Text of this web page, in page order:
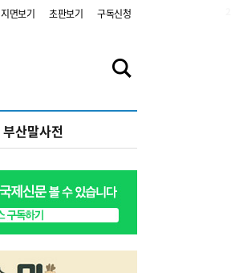
지면보기 초판보기 구독신청
부산말사전